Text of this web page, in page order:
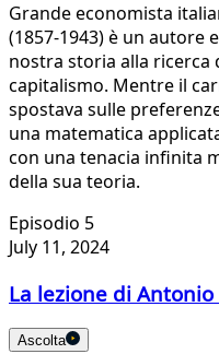
Grande economista
(1857-1943) è un
nostra storia alla ricerca
capitalismo. Mentre il
spostava sulle
una matematica
con una tenacia infinita
della sua teoria.
Episodio 5
July 11, 2024
La lezione di Antonio
Ascolta